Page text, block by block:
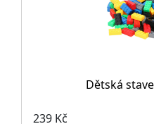
Dětská
239 Kč